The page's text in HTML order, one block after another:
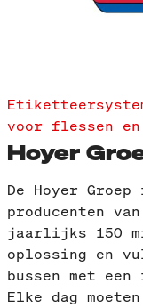
voor flessen
Hoyer
De Hoyer
producenten
jaarlijks 150
oplossing en
bussen met
Elke dag